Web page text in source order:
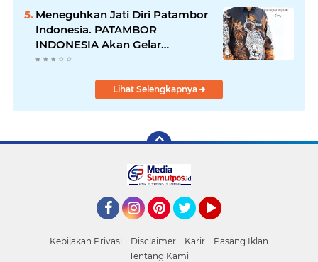
Diciduk Bersama Sabu
Meneguhkan Jati Diri Patambor
Indonesia. PATAMBOR
INDONESIA Akan Gelar
RAKERNAS II Di Jakarta.
Lihat Selengkapnya
Kebijakan Privasi Disclaimer Karir
Pasang Iklan
Tentang Kami